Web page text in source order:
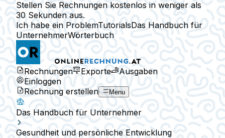
Stellen Sie Rechnungen kostenlos in weniger als
30 Sekunden aus.
Ich habe ein ProblemTutorialsDas Handbuch für
UnternehmerWörterbuch
Rechnungen Exporte
Ausgaben
Einloggen
Rechnung erstellen
Menu
Das Handbuch für Unternehmer
Gesundheit und persönliche Entwicklung